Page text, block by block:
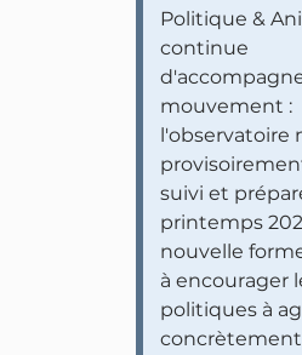
Politique &
continue
mouvement :
l'observatoire
suivi et
printemps
nouvelle
à encourager
politiques à